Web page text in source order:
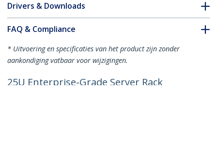
Drivers & Downloads
FAQ & Compliance
* Uitvoering en specificaties van het product zijn zonder
aankondiging vatbaar voor wijzigingen.
25U Enterprise-Grade Server Rack